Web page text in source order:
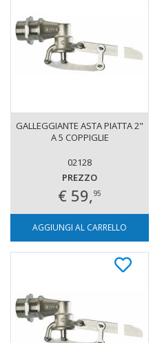
GALLEGGIANTE ASTA PIATTA 2"
A 5 COPPIGLIE
02128
PREZZO
€ 59,95
AGGIUNGI AL CARRELLO